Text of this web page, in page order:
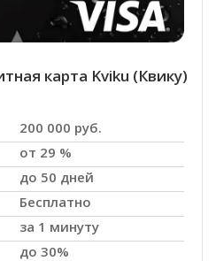
карта Kviku (Квику)
200 000 руб.
от 29 %
до 50 дней
Бесплатно
за 1 минуту
до 30%